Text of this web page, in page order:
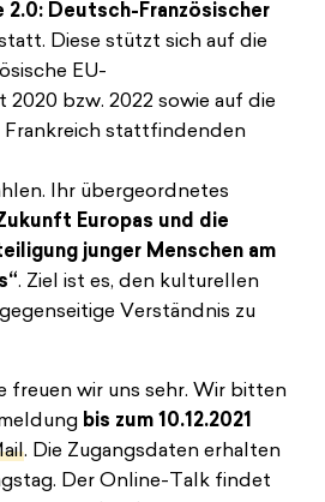
2.0: Deutsch-Französischer
Diese stützt sich auf die
EU-
2020 bzw. 2022 sowie auf die
stattfindenden
Ihr übergeordnetes
Europas und die
junger Menschen am
. Ziel ist es, den kulturellen
Verständnis zu
freuen wir uns sehr. Wir bitten
bis zum 10.12.2021
. Die Zugangsdaten erhalten
Der Online-Talk findet